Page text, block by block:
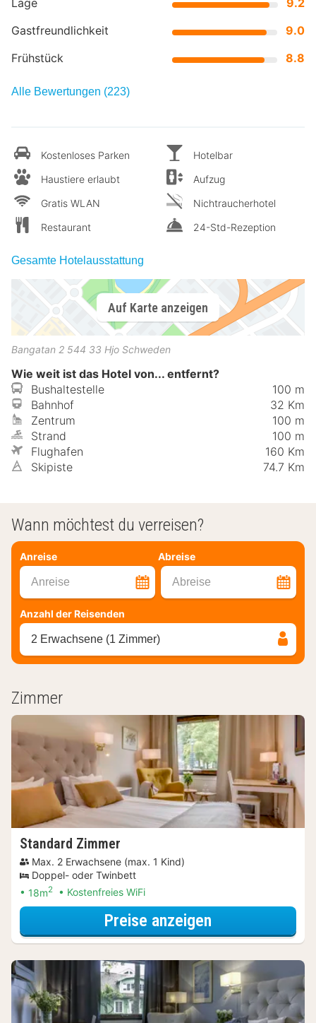
Lage
9.2
Gastfreundlichkeit
9.0
Frühstück
8.8
Alle Bewertungen (223)
Kostenloses Parken
Haustiere erlaubt
Gratis WLAN
Restaurant
Hotelbar
Aufzug
Nichtraucherhotel
24-Std-Rezeption
Gesamte Hotelausstattung
Auf Karte anzeigen
Bangatan 2 544 33 Hjo Schweden
Wie weit ist das Hotel von... entfernt?
Bushaltestelle
100 m
Bahnhof
32 Km
Zentrum
100 m
Strand
100 m
Flughafen
160 Km
Skipiste
74.7 Km
Wann möchtest du verreisen?
Anreise Abreise
Anreise Abreise
Anzahl der Reisenden
2 Erwachsene (1 Zimmer)
Zimmer
Standard Zimmer
Max. 2 Erwachsene (max. 1 Kind)
Doppel- oder Twinbett
18m2 Kostenfreies WiFi
Preise anzeigen